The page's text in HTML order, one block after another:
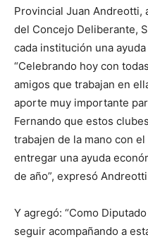
Provincial Juan Andreotti,
del Concejo Deliberante,
cada institución una
“Celebrando hoy con
amigos que trabajan en
aporte muy importante
Fernando que estos
trabajen de la mano con
entregar una ayuda
de año”, expresó
Y agregó: “Como
seguir acompañando a